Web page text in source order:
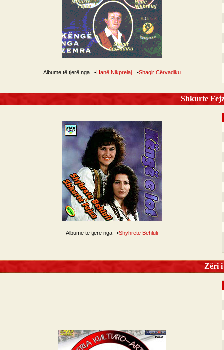
Albume të tjerë nga •Hanë Nikprelaj •Shaqir Cërvadiku
Shkurte
Albume të tjerë nga •Shyhrete Behluli
Zëri